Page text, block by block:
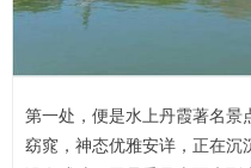
第一处，便是水上丹霞著名景
窈窕，神态优雅安详，正在沉